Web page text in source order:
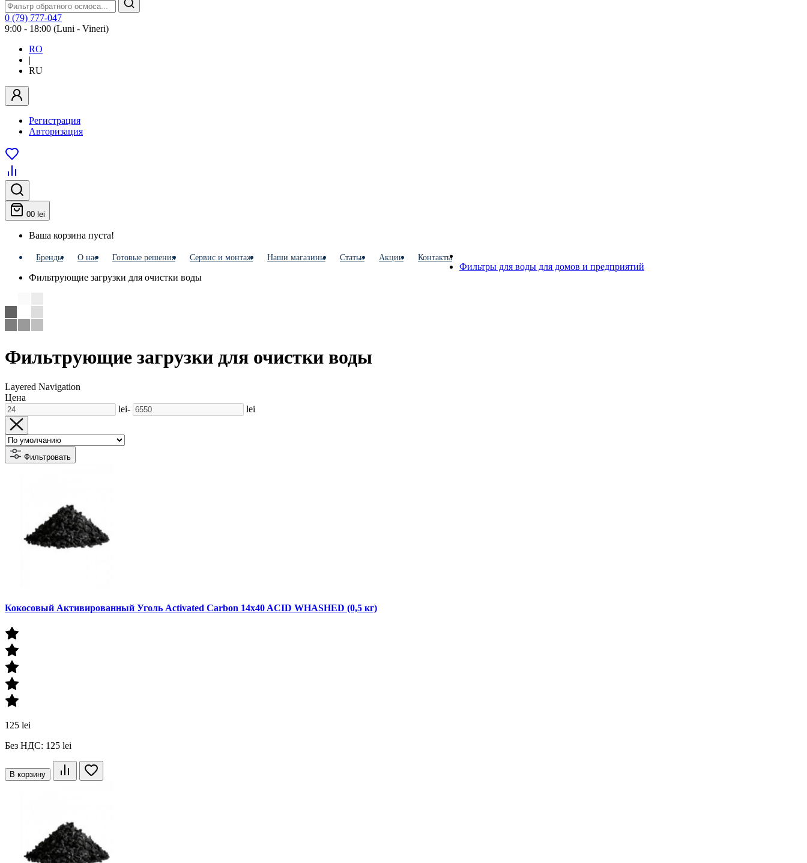
0 (79) 777-047
9:00 - 18:00 (Luni - Vineri)
RO
|
RU
Регистрация
Авторизация
00 lei
Ваша корзина пуста!
Бренды О нас Готовые решения Сервис и монтаж Наши магазины Статьи Акции Контакты
Фильтры для воды для домов и предприятий
Фильтрующие загрузки для очистки воды
Фильтрующие загрузки для очистки воды
Layered Navigation
Цена
lei- lei
Фильтровать
Кокосовый Активированный Уголь Activated Carbon 14x40 ACID WHASHED (0,5 кг)
125 lei
Без НДС: 125 lei
В корзину